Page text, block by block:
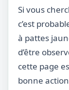
Si vous
c’est
à pattes
d’être
cette page
bonne